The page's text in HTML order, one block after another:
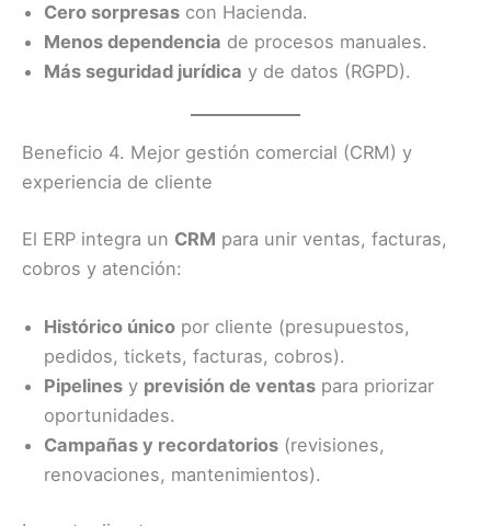
Cero sorpresas con Hacienda.
Menos dependencia de procesos manuales.
Más seguridad jurídica y de datos (RGPD).
Beneficio 4. Mejor gestión comercial (CRM) y
experiencia de cliente
El ERP integra un CRM para unir ventas, facturas,
cobros y atención:
Histórico único por cliente (presupuestos,
pedidos, tickets, facturas, cobros).
Pipelines y previsión de ventas para priorizar
oportunidades.
Campañas y recordatorios (revisiones,
renovaciones, mantenimientos).